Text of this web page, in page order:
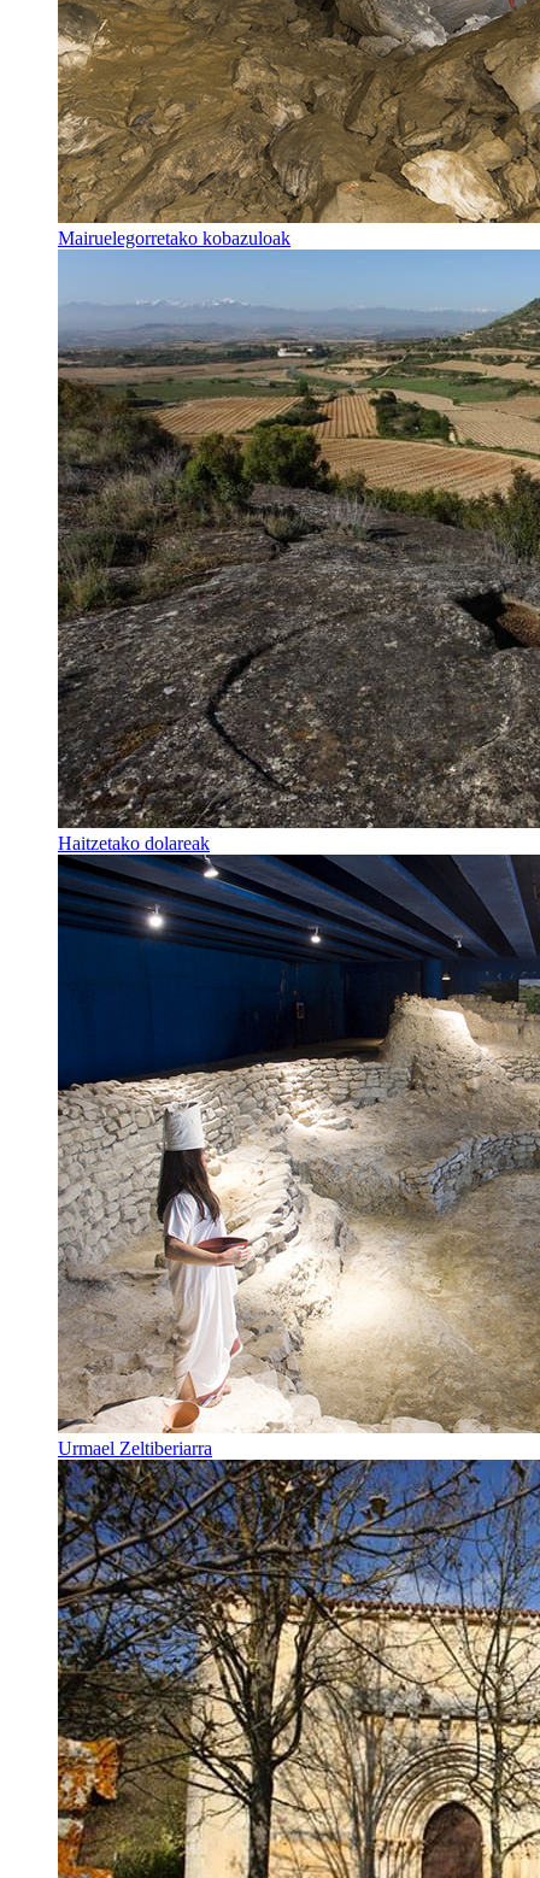
Mairuelegorretako kobazuloak
Haitzetako dolareak
Urmael Zeltiberiarra